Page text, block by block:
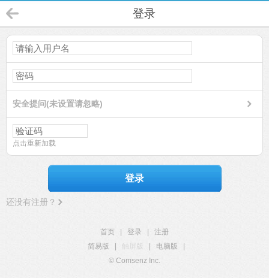
登录
安全提问(未设置请忽略)
点击重新加载
登录
还没有注册？
首页 登录
注册
简易版
触屏版 电脑版
© Comsenz Inc.